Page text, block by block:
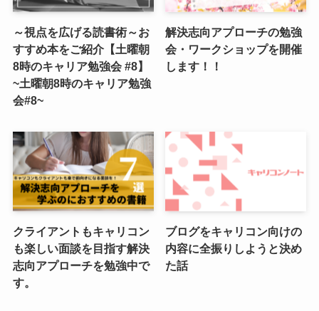
～視点を広げる読書術～お
すすめ本をご紹介【土曜朝
8時のキャリア勉強会 #8】
~土曜朝8時のキャリア勉強
会#8~
解決志向アプローチの勉強
会・ワークショップを開催
します！！
クライアントもキャリコン
も楽しい面談を目指す解決
志向アプローチを勉強中で
す。
ブログをキャリコン向けの
内容に全振りしようと決め
た話